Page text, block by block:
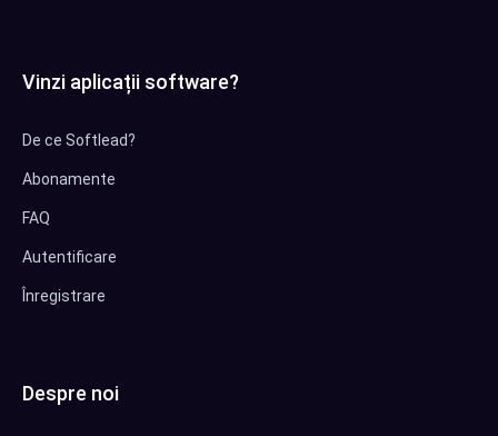
Vinzi aplicații software?
De ce Softlead?
Abonamente
FAQ
Autentificare
Înregistrare
Despre noi